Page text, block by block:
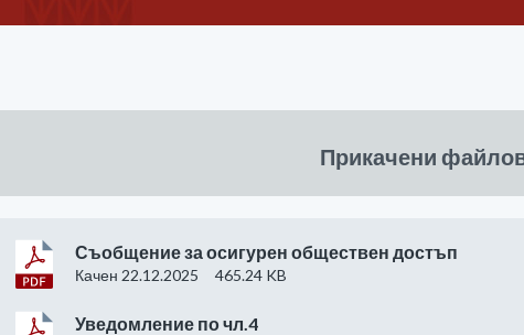
Прикачени
Съобщение за осигурен обществен достъп
Качен 22.12.2025 465.24 KB
Уведомление по чл.4